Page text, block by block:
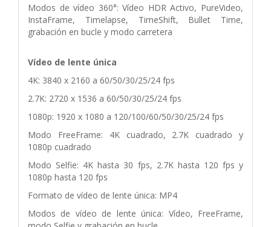
Modos de vídeo 360°: Vídeo HDR Activo, PureVideo,
InstaFrame, Timelapse, TimeShift, Bullet Time,
grabación en bucle y modo carretera
Vídeo de lente única
4K: 3840 x 2160 a 60/50/30/25/24 fps
2.7K: 2720 x 1536 a 60/50/30/25/24 fps
1080p: 1920 x 1080 a 120/100/60/50/30/25/24 fps
Modo FreeFrame: 4K cuadrado, 2.7K cuadrado y
1080p cuadrado
Modo Selfie: 4K hasta 30 fps, 2.7K hasta 120 fps y
1080p hasta 120 fps
Formato de vídeo de lente única: MP4
Modos de vídeo de lente única: Vídeo, FreeFrame,